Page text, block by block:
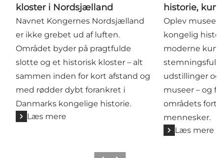
kloster i Nordsjælland
Navnet Kongernes Nordsjælland
er ikke grebet ud af luften.
Området byder på pragtfulde
slotte og et historisk kloster – alt
sammen inden for kort afstand og
med rødder dybt forankret i
Danmarks kongelige historie.
Læs mere
historie,
Oplev
kongelig
moderne
udstillinger
museer – og
områdets
mennesker.
Læs mere